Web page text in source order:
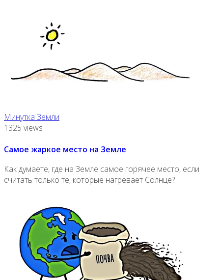
Минутка Земли
1325 views
Самое жаркое место на Земле
Как думаете, где на Земле самое горячее место, если
считать только те, которые нагревает Солнце?